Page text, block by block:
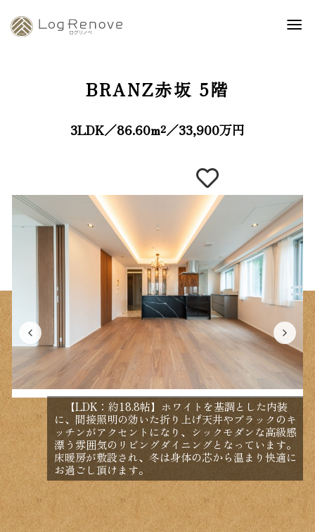
BRANZ赤坂 5階
3LDK／86.60m²／33,900万円
【LDK：約18.8帖】ホワイトを基調とした内装
に、間接照明の効いた折り上げ天井やブラックのキ
ッチンがアクセントになり、シックモダンな高級感
漂う雰囲気のリビングダイニングとなっています。
床暖房が敷設され、冬は身体の芯から温まり快適に
お過ごし頂けます。
1